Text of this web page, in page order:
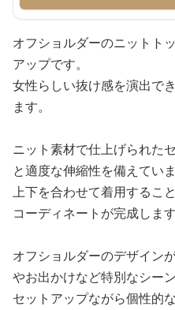
オフショルダーのニットト
アップです。
女性らしい抜け感を演出で
ます。
ニット素材で仕上げられた
と適度な伸縮性を備えていま
上下を合わせて着用するこ
コーディネートが完成します
オフショルダーのデザイン
やお出かけなど特別なシー
セットアップながら個性的